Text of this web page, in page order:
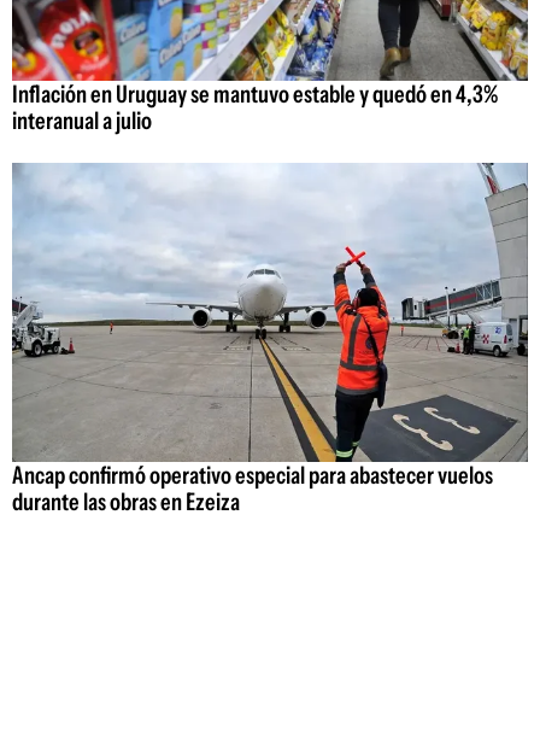
Inflación en Uruguay se mantuvo estable y quedó en 4,3%
interanual a julio
Ancap confirmó operativo especial para abastecer vuelos
durante las obras en Ezeiza